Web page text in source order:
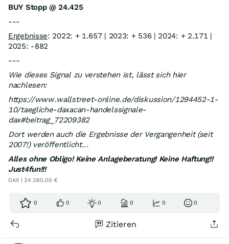
BUY Stopp @ 24.425
---
Ergebnisse: 2022: + 1.657 | 2023: + 536 | 2024: + 2.171 |
2025: -882
---
Wie dieses Signal zu verstehen ist, lässt sich hier
nachlesen:
https://www.wallstreet-online.de/diskussion/1294452-1-
10/taegliche-daxacan-handelssignale-
dax#beitrag_72209382
Dort werden auch die Ergebnisse der Vergangenheit (seit
2007!) veröffentlicht...
Alles ohne Obligo! Keine Anlageberatung! Keine Haftung!!
Just4fun!!!
DAX | 24.260,00 €
0 0 0 0 0 0
Zitieren